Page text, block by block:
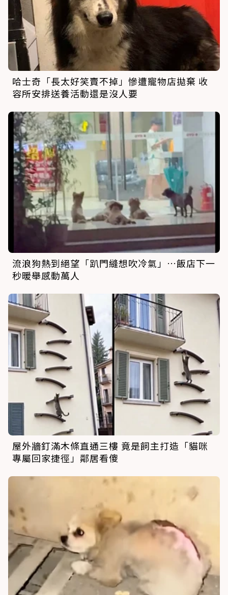
哈士奇「長太好笑賣不掉」慘遭寵物店拋棄 收
容所安排送養活動還是沒人要
流浪狗熱到絕望「趴門縫想吹冷氣」…飯店下一
秒暖舉感動萬人
屋外牆釘滿木條直通三樓 竟是飼主打造「貓咪
專屬回家捷徑」鄰居看傻